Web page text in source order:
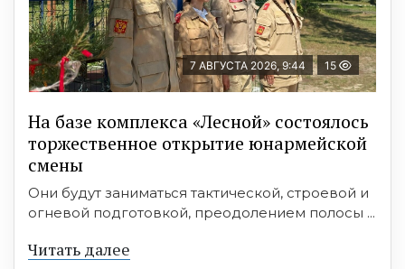
7 АВГУСТА 2026, 9:44 15
На базе комплекса «Лесной» состоялось
торжественное открытие юнармейской
смены
Они будут заниматься тактической, строевой и
огневой подготовкой, преодолением полосы ...
Читать далее